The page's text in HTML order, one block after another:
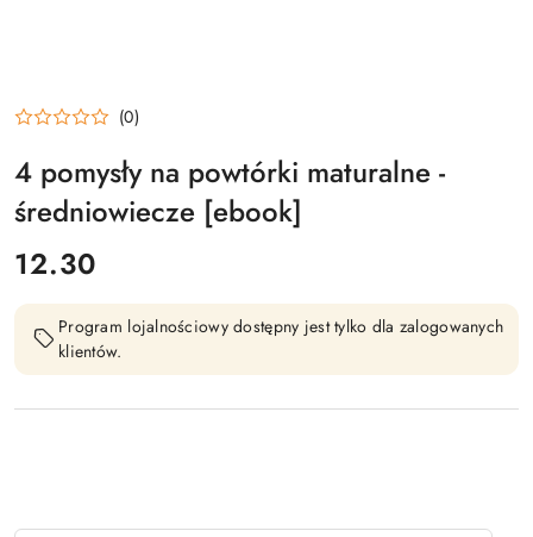
(0)
4 pomysły na powtórki maturalne -
średniowiecze [ebook]
cena:
12.30
Program lojalnościowy dostępny jest tylko dla zalogowanych
klientów.